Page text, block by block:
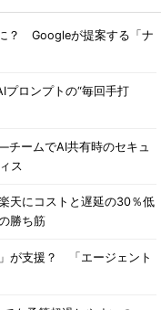
？ Googleが提案する「ナ
ロンプトの“毎回手打
チームでAI共有時のセキュ
ス
天にコストと遅延の30％低
勝ち筋
が支援？ 「エージェント